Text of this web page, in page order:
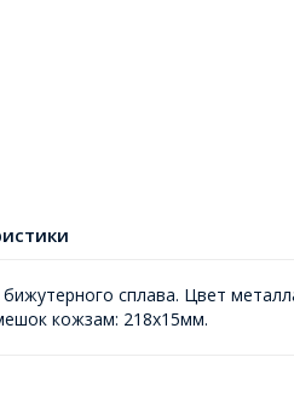
сплава. Цвет
кожзам: 218х15мм.